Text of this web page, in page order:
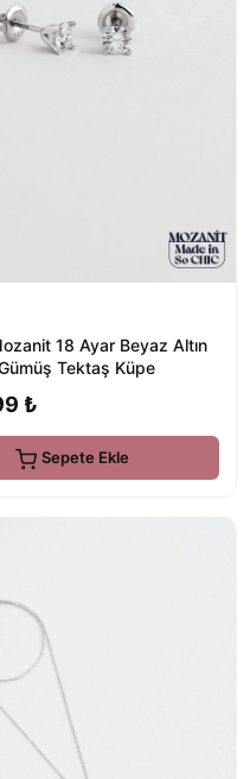
18 Ayar Beyaz Altın
Tektaş Küpe
₺
Sepete Ekle